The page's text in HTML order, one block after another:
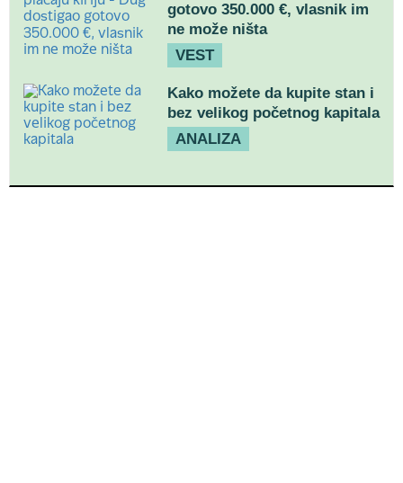
gotovo 350.000 €, vlasnik im
ne može ništa
VEST
Kako možete da kupite stan i
bez velikog početnog kapitala
ANALIZA